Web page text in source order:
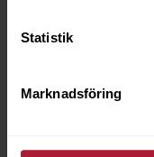
Statistik
Marknadsföring